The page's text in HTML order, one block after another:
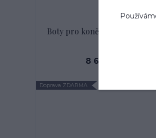
Boty pro koně Cavallo Big
8 690 Kč
Doprava ZDARMA